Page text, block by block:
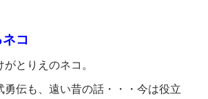
コ
とりえのネコ。
勇伝も、遠い昔の話・・・今は役立